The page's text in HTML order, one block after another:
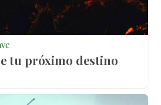
tu próximo destino